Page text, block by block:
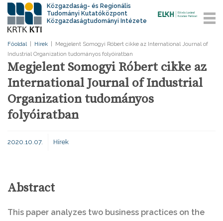
Közgazdaság- és Regionális
Tudományi Kutatóközpont
Közgazdaságtudományi Intézete
Főoldal Hírek
Megjelent Somogyi Róbert cikke az International Journal of
Industrial Organization tudományos folyóiratban
Megjelent Somogyi Róbert cikke az
International Journal of Industrial
Organization tudományos
folyóiratban
2020.10.07. Hírek
Abstract
This paper analyzes two business practices on the